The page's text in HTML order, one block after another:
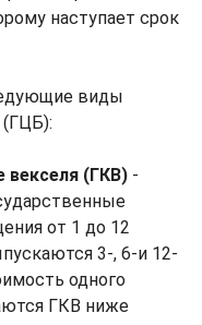
наступает срок
виды
(ГЦБ):
векселя (ГКВ) -
от 1 до 12
3-, 6-и 12-
одного
ГКВ ниже